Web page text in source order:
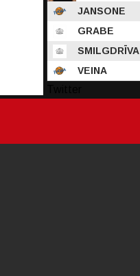
JANSONE
GRABE
SMILGDRĪVA
VEINA